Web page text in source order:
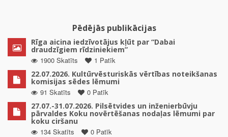
Pēdējās publikācijas
Rīga aicina iedzīvotājus kļūt par “Dabai
draudzīgiem rīdziniekiem”
1900 Skatīts
1 Patīk
22.07.2026. Kultūrvēsturiskās vērtības noteikšanas
komisijas sēdes lēmumi
91 Skatīts
0 Patīk
27.07.-31.07.2026. Pilsētvides un inženierbūvju
pārvaldes Koku novērtēšanas nodaļas lēmumi par
koku ciršanu
134 Skatīts
0 Patīk